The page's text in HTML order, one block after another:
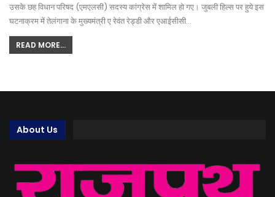
उसके छह विधान परिषद (एमएलसी) सदस्य कांग्रेस में शामिल हो गए। जुबली हिल्स पर हुये इस
घटनाक्रम में तेलंगाना के मुख्यमंत्री ए रेवंत रेड्डी और एआईसीसी…
READ MORE...
About Us